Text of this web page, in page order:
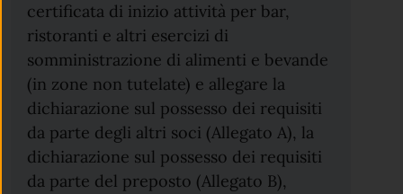
certificata di inizio attività per bar,
ristoranti e altri esercizi di
somministrazione di alimenti e bevande
(in zone non tutelate) e allegare la
dichiarazione sul possesso dei requisiti
da parte degli altri soci (Allegato A), la
dichiarazione sul possesso dei requisiti
da parte del preposto (Allegato B),